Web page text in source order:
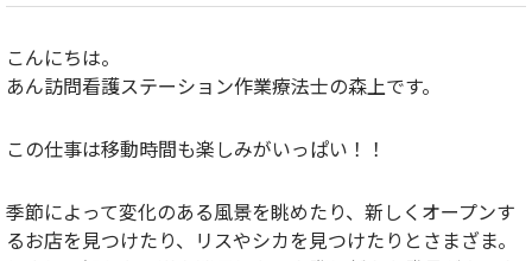
こんにちは。
あん訪問看護ステーション作業療法士の森上です。
この仕事は移動時間も楽しみがいっぱい！！
季節によって変化のある風景を眺めたり、新しくオープンす
るお店を見つけたり、リスやシカを見つけたりとさまざま。